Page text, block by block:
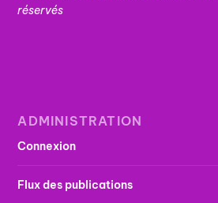
réservés
ADMINISTRATION
Connexion
Flux des publications